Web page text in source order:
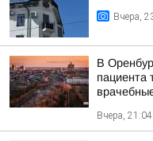
Вчера,
В
пациента
Вчера, 21:04